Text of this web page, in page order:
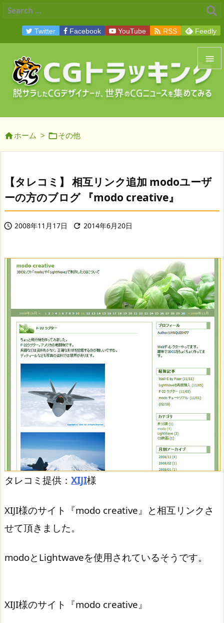


メニュ
前へ
次へ
Twitter Facebook YouTube  RSS Feedly
ホーム > その他
【タレコミ】 相互リンク追加 modoユーザ
ーの方のブログ 『modo creative』
 2008年11月17日  2014年6月20日
タレコミ提供： XIJI様
XIJI様のサイト『modo creative』と相互リンクさ
せて頂きました。
modoとLightwaveを使用されているそうです。
XIJI様のサイト『modo creative』